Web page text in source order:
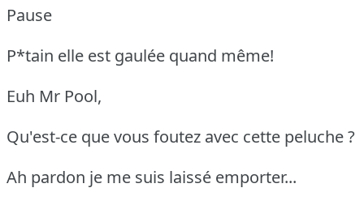
Pause
P*tain elle est gaulée quand même!
Euh Mr Pool,
Qu'est-ce que vous foutez avec cette peluche ?
Ah pardon je me suis laissé emporter...